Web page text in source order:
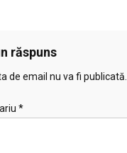
răspuns
de email nu va fi publicată.
*